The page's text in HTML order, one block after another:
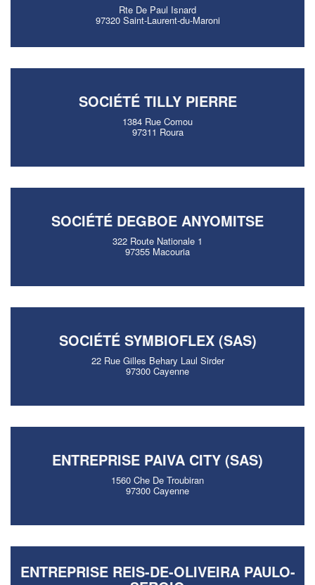
Rte De Paul Isnard
97320 Saint-Laurent-du-Maroni
SOCIÉTÉ TILLY PIERRE
1384 Rue Comou
97311 Roura
SOCIÉTÉ DEGBOE ANYOMITSE
322 Route Nationale 1
97355 Macouria
SOCIÉTÉ SYMBIOFLEX (SAS)
22 Rue Gilles Behary Laul Sirder
97300 Cayenne
ENTREPRISE PAIVA CITY (SAS)
1560 Che De Troubiran
97300 Cayenne
ENTREPRISE REIS-DE-OLIVEIRA PAULO-